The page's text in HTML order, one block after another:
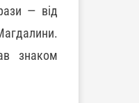
— від
знаком